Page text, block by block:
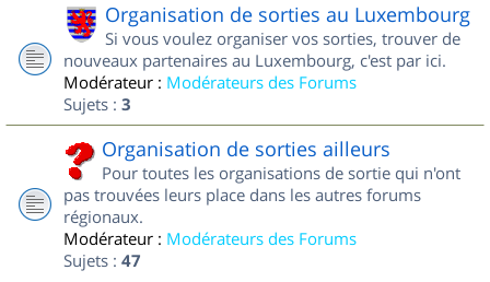
Organisation de sorties au Luxembourg
Si vous voulez organiser vos sorties, trouver de
nouveaux partenaires au Luxembourg, c'est par ici.
Modérateur : Modérateurs des Forums
Sujets : 3
Organisation de sorties ailleurs
Pour toutes les organisations de sortie qui n'ont
pas trouvées leurs place dans les autres forums
régionaux.
Modérateur : Modérateurs des Forums
Sujets : 47